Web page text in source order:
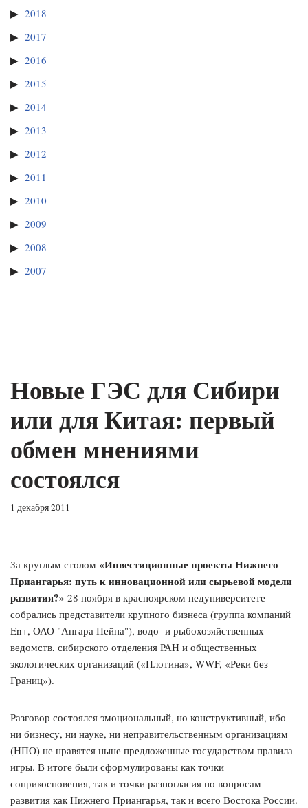
2018
2017
2016
2015
2014
2013
2012
2011
2010
2009
2008
2007
Новые ГЭС для Сибири
или для Китая: первый
обмен мнениями
состоялся
1 декабря 2011
За круглым столом «Инвестиционные проекты Нижнего
Приангарья: путь к инновационной или сырьевой модели
развития?» 28 ноября в красноярском педуниверситете
собрались представители крупного бизнеса (группа компаний
En+, ОАО "Ангара Пейпа"), водо- и рыбохозяйственных
ведомств, сибирского отделения РАН и общественных
экологических организаций («Плотина», WWF, «Реки без
Границ»).
Разговор состоялся эмоциональный, но конструктивный, ибо
ни бизнесу, ни науке, ни неправительственным организациям
(НПО) не нравятся ныне предложенные государством правила
игры. В итоге были сформулированы как точки
соприкосновения, так и точки разногласия по вопросам
развития как Нижнего Приангарья, так и всего Востока России.